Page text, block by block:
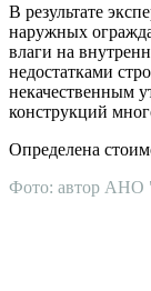
В результате
наружных
влаги на
недостатками
некачественным
конструкций
Определена
Фото: автор